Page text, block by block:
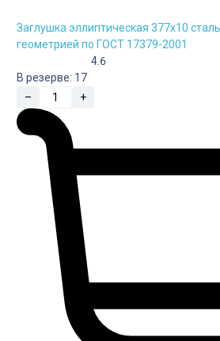
Заглушка эллиптическая 377х10
геометрией по ГОСТ 17379-2001
4.6
В резерве: 17
–
+